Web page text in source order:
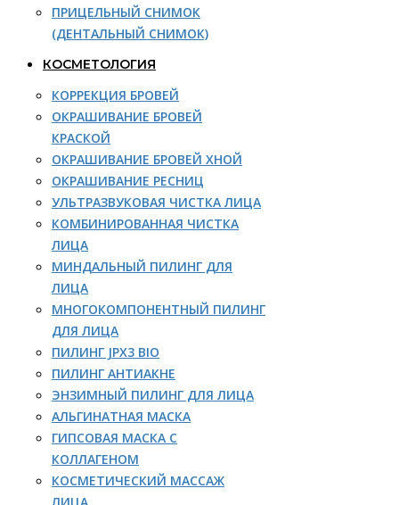
ПРИЦЕЛЬНЫЙ СНИМОК
(ДЕНТАЛЬНЫЙ СНИМОК)
КОСМЕТОЛОГИЯ
КОРРЕКЦИЯ БРОВЕЙ
ОКРАШИВАНИЕ БРОВЕЙ
КРАСКОЙ
ОКРАШИВАНИЕ БРОВЕЙ ХНОЙ
ОКРАШИВАНИЕ РЕСНИЦ
УЛЬТРАЗВУКОВАЯ ЧИСТКА ЛИЦА
КОМБИНИРОВАННАЯ ЧИСТКА
ЛИЦА
МИНДАЛЬНЫЙ ПИЛИНГ ДЛЯ
ЛИЦА
МНОГОКОМПОНЕНТНЫЙ ПИЛИНГ
ДЛЯ ЛИЦА
ПИЛИНГ JPX3 BIO
ПИЛИНГ АНТИАКНЕ
ЭНЗИМНЫЙ ПИЛИНГ ДЛЯ ЛИЦА
АЛЬГИНАТНАЯ МАСКА
ГИПСОВАЯ МАСКА С
КОЛЛАГЕНОМ
КОСМЕТИЧЕСКИЙ МАССАЖ